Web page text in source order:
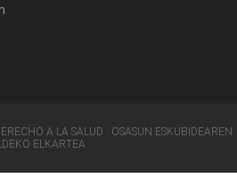
A LA SALUD · OSASUN ESKUBIDEAREN
ELKARTEA